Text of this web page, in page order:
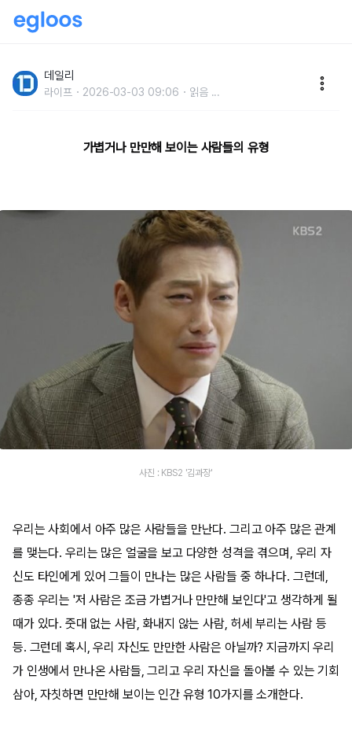
데일리
라이프 2026-03-03 09:06 읽음 ...
가볍거나 만만해 보이는 사람들의 유형
사진 : KBS2 '김과장'
우리는 사회에서 아주 많은 사람들을 만난다. 그리고 아주 많은 관계
를 맺는다. 우리는 많은 얼굴을 보고 다양한 성격을 겪으며, 우리 자
신도 타인에게 있어 그들이 만나는 많은 사람들 중 하나다. 그런데,
종종 우리는 '저 사람은 조금 가볍거나 만만해 보인다'고 생각하게 될
때가 있다. 줏대 없는 사람, 화내지 않는 사람, 허세 부리는 사람 등
등. 그런데 혹시, 우리 자신도 만만한 사람은 아닐까? 지금까지 우리
가 인생에서 만나온 사람들, 그리고 우리 자신을 돌아볼 수 있는 기회
삼아, 자칫하면 만만해 보이는 인간 유형 10가지를 소개한다.